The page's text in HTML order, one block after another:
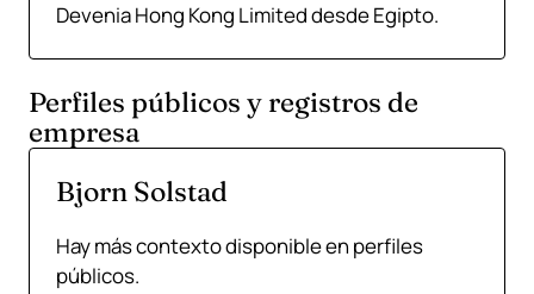
Devenia Hong Kong Limited desde Egipto.
Perfiles públicos y registros de
empresa
Bjorn Solstad
Hay más contexto disponible en perfiles
públicos.